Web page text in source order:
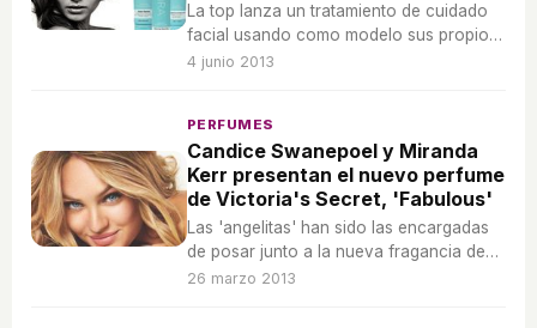
La top lanza un tratamiento de cuidado
facial usando como modelo sus propios
secretos de belleza.
4 junio 2013
PERFUMES
Candice Swanepoel y Miranda
Kerr presentan el nuevo perfume
de Victoria's Secret, 'Fabulous'
Las 'angelitas' han sido las encargadas
de posar junto a la nueva fragancia de
Victoria's Secret.
26 marzo 2013